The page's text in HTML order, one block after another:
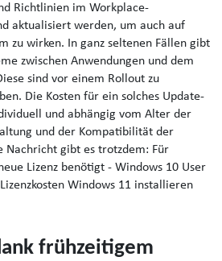
Richtlinien im Workplace-
aktualisiert werden, um auch auf
zu wirken. In ganz seltenen Fällen gibt
zwischen Anwendungen und dem
sind vor einem Rollout zu
Die Kosten für ein solches Update-
und abhängig vom Alter der
und der Kompatibilität der
Nachricht gibt es trotzdem: Für
Lizenz benötigt - Windows 10 User
Windows 11 installieren
frühzeitigem